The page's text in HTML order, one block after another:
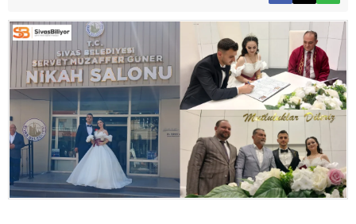
YÜREK:
ŞURA
OĞUZHAN…
BİR
ÖMRE
“EVET”
DEDİLER
için